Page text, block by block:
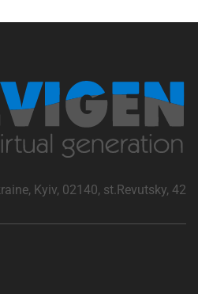
Kyiv, 02140, st.Revutsky, 42